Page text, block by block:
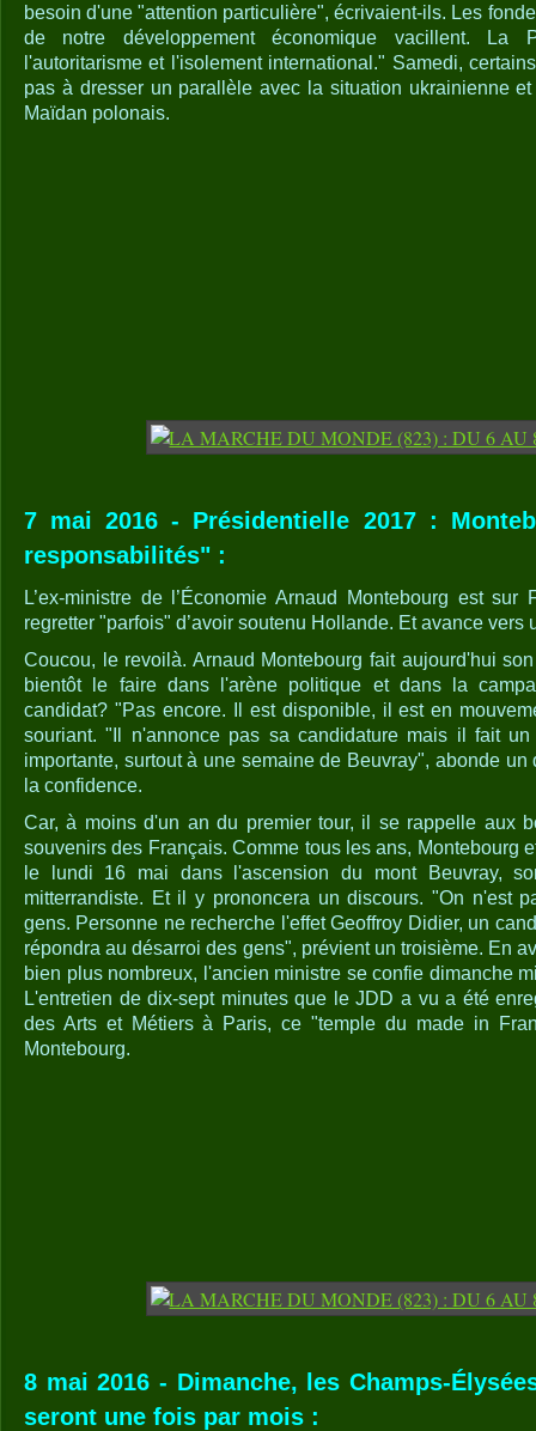
besoin d'une "attention particulière", écrivaient-ils. Les
de notre développement économique vacillent. La
l'autoritarisme et l'isolement international." Samedi,
pas à dresser un parallèle avec la situation ukrainienne
Maïdan polonais.
7 mai 2016 - Présidentielle 2017 :
responsabilités" :
L’ex-ministre de l’Économie Arnaud Montebourg est
regretter "parfois" d’avoir soutenu Hollande. Et avance vers
Coucou, le revoilà. Arnaud Montebourg fait aujourd'hui
bientôt le faire dans l'arène politique et dans la
candidat? "Pas encore. Il est disponible, il est en
souriant. "Il n'annonce pas sa candidature mais il fait
importante, surtout à une semaine de Beuvray", abonde un
la confidence.
Car, à moins d'un an du premier tour, il se rappelle aux
souvenirs des Français. Comme tous les ans, Montebourg
le lundi 16 mai dans l'ascension du mont Beuvray,
mitterrandiste. Et il y prononcera un discours. "On n'est
gens. ­Personne ne recherche l'effet Geoffroy Didier, un
répondra au désarroi des gens", prévient un troisième. En
bien plus nombreux, l'ancien ministre se confie dimanche
L'entretien de dix-sept minutes que le JDD a vu a été
des Arts et Métiers à Paris, ce "temple du made in
Montebourg.
8 mai 2016 - Dimanche, les Champs-
seront une fois par mois :